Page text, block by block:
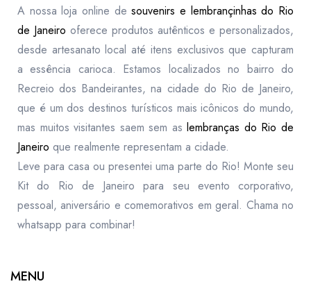
A nossa loja online desouvenirs e lembrançinhas do Rio
de Janeiro oferece produtos autênticos e personalizados,
desde artesanato local até itens exclusivos que capturam
a essência carioca. Estamos localizados no bairro do
Recreio dos Bandeirantes, na cidade do Rio de Janeiro,
que é um dos destinos turísticos mais icônicos do mundo,
mas muitos visitantes saem sem aslembranças do Rio de
Janeiro que realmente representam a cidade.
Leve para casa ou presentei uma parte do Rio! Monte seu
Kit do Rio de Janeiro para seu evento corporativo,
pessoal, aniversário e comemorativos em geral. Chama no
whatsapp para combinar!
MENU